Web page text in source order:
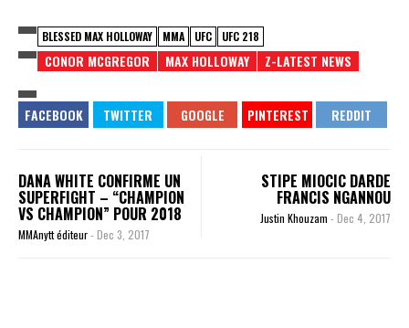
BLESSED MAX HOLLOWAY MMA UFC UFC 218
CONOR MCGREGOR MAX HOLLOWAY Z-LATEST NEWS
DANA WHITE CONFIRME UN
SUPERFIGHT – “CHAMPION
VS CHAMPION” POUR 2018
MMAnytt éditeur- Dec 3, 2017
STIPE MIOCIC DARDE
FRANCIS NGANNOU
Justin Khouzam - Dec 4, 2017